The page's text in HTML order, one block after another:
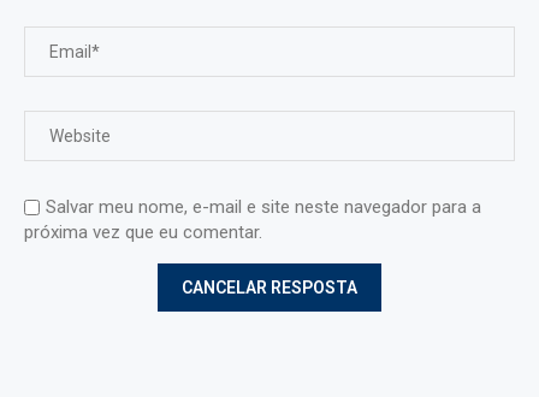
Salvar meu nome, e-mail e site neste navegador para a
próxima vez que eu comentar.